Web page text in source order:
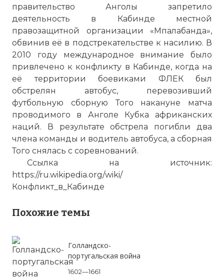
правительство Анголы запретило
деятельность в Кабинде местной
правозащитной организации «Мпалабанда»,
обвинив её в подстрекательстве к насилию. В
2010 году международное внимание было
привлечено к конфликту в Кабинде, когда на
её территории боевиками ФЛЕК был
обстрелян автобус, перевозивший
футбольную сборную Того накануне матча
проводимого в Анголе Кубка африканских
наций. В результате обстрела погибли два
члена команды и водитель автобуса, а сборная
Того снялась с соревнований.
Ссылка на источник:
https://ru.wikipedia.org/wiki/
Конфликт_в_Кабинде
Похожие темы
Голландско-
португальская война
1602—1661